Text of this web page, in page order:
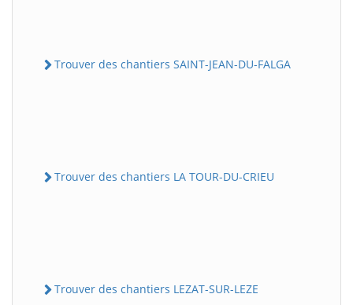
Trouver des chantiers SAINT-JEAN-DU-FALGA
Trouver des chantiers LA TOUR-DU-CRIEU
Trouver des chantiers LEZAT-SUR-LEZE